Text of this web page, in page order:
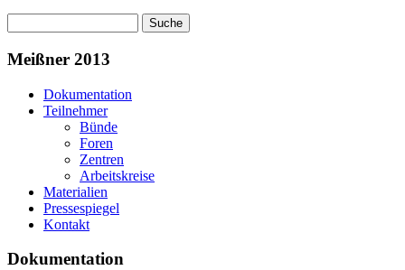
Meißner 2013
Dokumentation
Teilnehmer
Bünde
Foren
Zentren
Arbeitskreise
Materialien
Pressespiegel
Kontakt
Dokumentation